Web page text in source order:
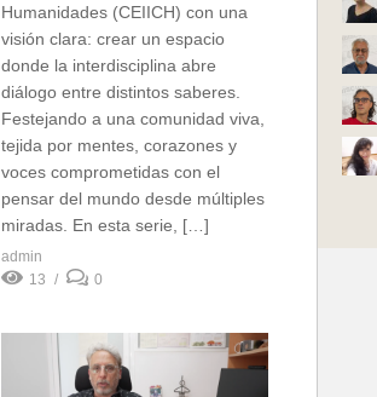
Humanidades (CEIICH) con una
visión clara: crear un espacio
donde la interdisciplina abre
diálogo entre distintos saberes.
Festejando a una comunidad viva,
tejida por mentes, corazones y
voces comprometidas con el
pensar del mundo desde múltiples
miradas. En esta serie, […]
admin
13
0